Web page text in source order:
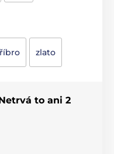
zlato
to ani 2